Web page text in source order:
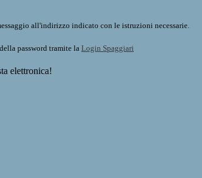
all'indirizzo indicato con le istruzioni necessarie.
password tramite la Login Spaggiari
elettronica!